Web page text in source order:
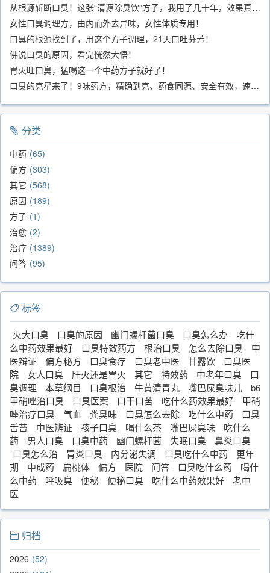
从根源斩断口臭！这张“清源除臭饮”方子，我用了几十年，效果真不错
女性口臭调理方，由内而外去异味，女性体质专用！
口臭的根源找到了，用这个方子调理，21天口吐芬芳！
佛说口臭的原因，看完恍然大悟！
胃火旺口臭，猛喝这一个中药方子就好了！
口臭的克星来了！9味药方，精确到克、药食同源、安全有效，速看！
分类
中药 65
偏方 303
其它 568
原因 189
方子 1
治愈 2
治疗 1389
问答 95
标签
火大口臭 口臭的原因 幽门螺杆菌口臭 口臭怎么办
吃什
么中药效果最好
口臭特效药方 根治口臭 怎么去除口臭
中
医辩证
偏方秘方 口臭食疗 口臭老中医 甘露饮
口臭医
院
女人口臭 肝火还是胃火 其它 特效药 中老年口臭
口
臭调理
本草纲目 口臭根治 牛黄清胃丸 嘴巴屎臭味儿
b6
甲硝唑治口臭
口臭医案 口干口苦 吃什么药效果最好
甲硝
唑治疗口臭
气血 粪臭味 口臭怎么去除 吃什么中药
口臭
舌苔
中医辨证 孩子口臭 喝什么茶 嘴巴屎臭味
吃什么
药
男人口臭 口臭中药 幽门螺杆菌 失眠口臭
鼻炎口臭
口臭怎么治
胃炎口臭 内分泌失调 口臭吃什么中药
更年
期
中成药 扁桃体 偏方 医院 问答 口臭吃什么药
喝什
么中药
呼吸臭 便秘 便秘口臭 吃什么中药效果好
老中
医
归档
2026 52